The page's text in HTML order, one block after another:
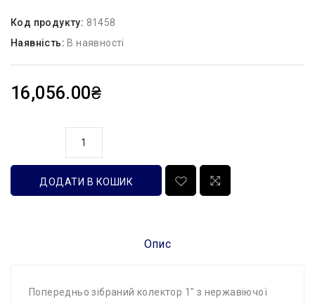
Код продукту: 81458
Наявність: В наявності
16,056.00₴
ДОДАТИ В КОШИК
Опис
Попередньо зібраний колектор 1" з нержавіючої